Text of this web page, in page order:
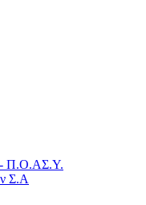
- Π.Ο.ΑΣ.Υ.
Σ.Α